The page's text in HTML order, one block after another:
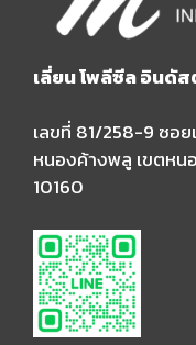
เลี่ยน โพลีซีล อินดัส
เลขที่ 81/258-9 ซอย
หนองค้างพลู เขตหน
10160